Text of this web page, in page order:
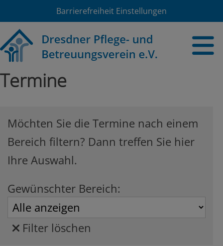
Barrierefreiheit Einstellungen
Termine
Möchten Sie die Termine nach einem
Bereich filtern? Dann treffen Sie hier
Ihre Auswahl.
Gewünschter Bereich:
Filter löschen